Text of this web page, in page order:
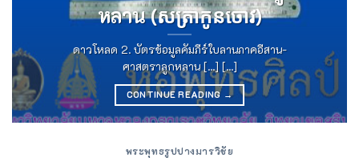
หลาน (សត្រាកូនចោវ)
ดาวโหลด 2. บัตรข้อมูลคัมภีร์ใบลานภาคอีสาน-
ศาสตราลูกหลาน [...] [...]
CONTINUE READING →
พระพุทธรูปปางมารวิชัย